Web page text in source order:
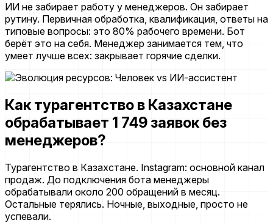
ИИ не забирает работу у менеджеров. Он забирает
рутину. Первичная обработка, квалификация, ответы на
типовые вопросы: это 80% рабочего времени. Бот
берёт это на себя. Менеджер занимается тем, что
умеет лучше всех: закрывает горячие сделки.
Как турагентство в Казахстане
обрабатывает 1 749 заявок без
менеджеров?
Турагентство в Казахстане. Instagram: основной канал
продаж. До подключения бота менеджеры
обрабатывали около 200 обращений в месяц.
Остальные терялись. Ночные, выходные, просто не
успевали.